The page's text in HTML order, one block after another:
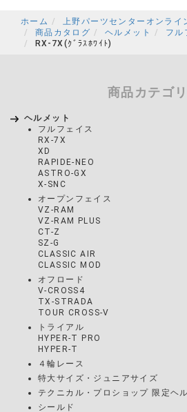
ホーム
上野パーツセンターオンライ
商品カタログ
ヘルメット フル
RX-7X(ｸﾞﾗｽﾎﾜｲﾄ)
商品カテゴ
ヘルメット
フルフェイス
RX-7X
XD
RAPIDE-NEO
ASTRO-GX
X-SNC
オープンフェイス
VZ-RAM
VZ-RAM PLUS
CT-Z
SZ-G
CLASSIC AIR
CLASSIC MOD
オフロード
V-CROSS4
TX-STRADA
TOUR CROSS-V
トライアル
HYPER-T PRO
HYPER-T
４輪レース
特大サイズ・ジュニアサイズ
テクニカル・プロショップ 限定ヘ
シールド